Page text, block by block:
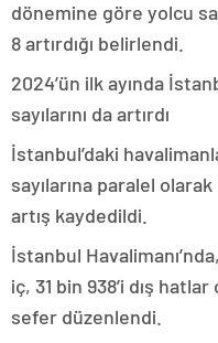
dönemine göre yolcu
8 artırdığı belirlendi.
2024’ün ilk ayında
sayılarını da artırdı
İstanbul’daki
sayılarına paralel
artış kaydedildi.
İstanbul
iç, 31 bin 938’i dış
sefer düzenlendi.